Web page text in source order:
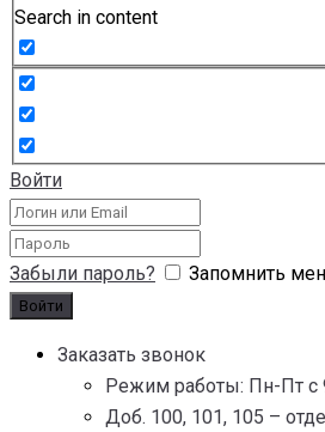
Search in content
Войти
Забыли пароль? Запомнить
Заказать звонок
Режим работы: Пн-Пт с
Доб. 100, 101, 105 –